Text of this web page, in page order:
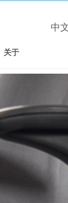
关于
中